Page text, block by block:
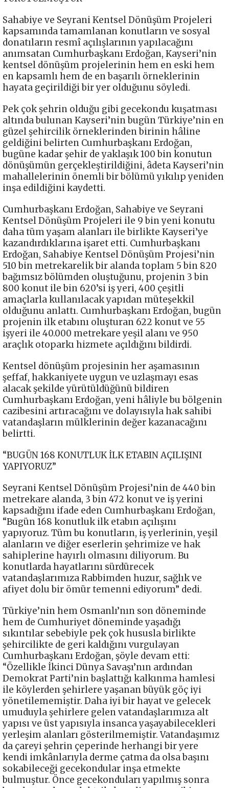
Sahabiye ve Seyrani Kentsel Dönüşüm Projeleri
kapsamında tamamlanan konutların ve sosyal
donatıların resmî açılışlarının yapılacağını
anımsatan Cumhurbaşkanı Erdoğan, Kayseri’nin
kentsel dönüşüm projelerinin hem en eski hem
en kapsamlı hem de en başarılı örneklerinin
hayata geçirildiği bir yer olduğunu söyledi.
Pek çok şehrin olduğu gibi gecekondu kuşatması
altında bulunan Kayseri’nin bugün Türkiye’nin en
güzel şehircilik örneklerinden birinin hâline
geldiğini belirten Cumhurbaşkanı Erdoğan,
bugüne kadar şehir de yaklaşık 100 bin konutun
dönüşümün gerçekleştirildiğini, âdeta Kayseri’nin
mahallelerinin önemli bir bölümü yıkılıp yeniden
inşa edildiğini kaydetti.
Cumhurbaşkanı Erdoğan, Sahabiye ve Seyrani
Kentsel Dönüşüm Projeleri ile 9 bin yeni konutu
daha tüm yaşam alanları ile birlikte Kayseri’ye
kazandırdıklarına işaret etti. Cumhurbaşkanı
Erdoğan, Sahabiye Kentsel Dönüşüm Projesi’nin
510 bin metrekarelik bir alanda toplam 5 bin 820
bağımsız bölümden oluştuğunu, projenin 3 bin
800 konut ile bin 620’si iş yeri, 400 çeşitli
amaçlarla kullanılacak yapıdan müteşekkil
olduğunu anlattı. Cumhurbaşkanı Erdoğan, bugün
projenin ilk etabını oluşturan 622 konut ve 55
işyeri ile 40.000 metrekare yeşil alanı ve 950
araçlık otoparkı hizmete açıldığını bildirdi.
Kentsel dönüşüm projesinin her aşamasının
şeffaf, hakkaniyete uygun ve uzlaşmayı esas
alacak şekilde yürütüldüğünü bildiren
Cumhurbaşkanı Erdoğan, yeni hâliyle bu bölgenin
cazibesini artıracağını ve dolayısıyla hak sahibi
vatandaşların mülklerinin değer kazanacağını
belirtti.
“BUGÜN 168 KONUTLUK İLK ETABIN AÇILIŞINI
YAPIYORUZ”
Seyrani Kentsel Dönüşüm Projesi’nin de 440 bin
metrekare alanda, 3 bin 472 konut ve iş yerini
kapsadığını ifade eden Cumhurbaşkanı Erdoğan,
“Bugün 168 konutluk ilk etabın açılışını
yapıyoruz. Tüm bu konutların, iş yerlerinin, yeşil
alanların ve diğer eserlerin şehrimize ve hak
sahiplerine hayırlı olmasını diliyorum. Bu
konutlarda hayatlarını sürdürecek
vatandaşlarımıza Rabbimden huzur, sağlık ve
afiyet dolu bir ömür temenni ediyorum” dedi.
Türkiye’nin hem Osmanlı’nın son döneminde
hem de Cumhuriyet döneminde yaşadığı
sıkıntılar sebebiyle pek çok hususla birlikte
şehircilikte de geri kaldığını vurgulayan
Cumhurbaşkanı Erdoğan, şöyle devam etti:
“Özellikle İkinci Dünya Savaşı’nın ardından
Demokrat Parti’nin başlattığı kalkınma hamlesi
ile köylerden şehirlere yaşanan büyük göç iyi
yönetilememiştir. Daha iyi bir hayat ve gelecek
umuduyla şehirlere gelen vatandaşlarımıza alt
yapısı ve üst yapısıyla insanca yaşayabilecekleri
yerleşim alanları gösterilmemiştir. Vatandaşımız
da çareyi şehrin çeperinde herhangi bir yere
kendi imkânlarıyla derme çatma da olsa başını
sokabileceği gecekondular inşa etmekte
bulmuştur. Önce gecekonduları yapılmış sonra